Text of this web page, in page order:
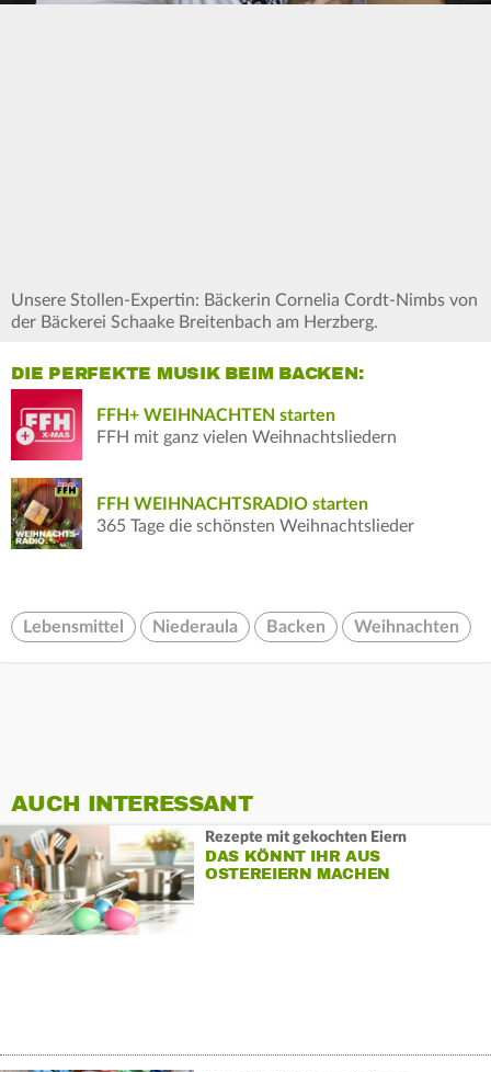
Unsere Stollen-Expertin: Bäckerin Cornelia Cordt-Nimbs von
der Bäckerei Schaake Breitenbach am Herzberg.
DIE PERFEKTE MUSIK BEIM BACKEN:
FFH+ WEIHNACHTEN starten
FFH mit ganz vielen Weihnachtsliedern
FFH WEIHNACHTSRADIO starten
365 Tage die schönsten Weihnachtslieder
Lebensmittel Niederaula Backen Weihnachten
AUCH INTERESSANT
Rezepte mit gekochten Eiern
DAS KÖNNT IHR AUS
OSTEREIERN MACHEN